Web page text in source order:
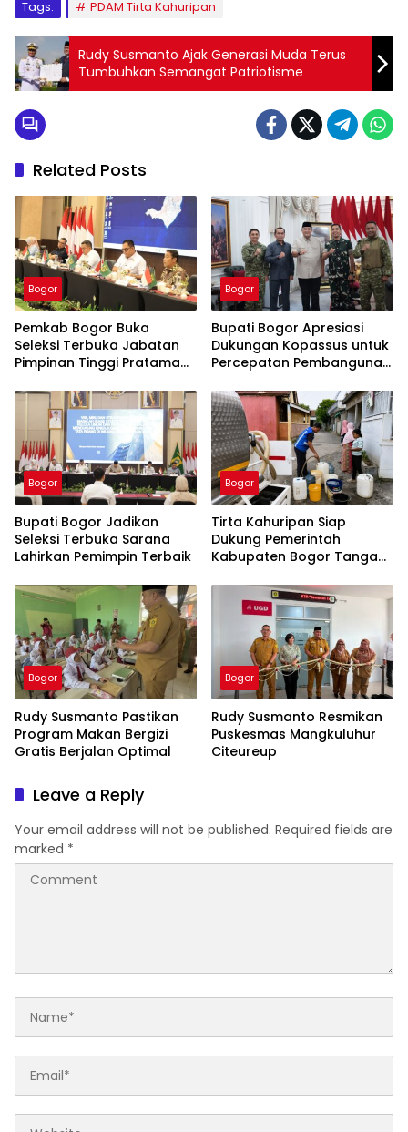
Tags: PDAM Tirta Kahuripan
Rudy Susmanto Ajak Generasi Muda Terus
Tumbuhkan Semangat Patriotisme
Related Posts
Bogor
Pemkab Bogor Buka
Seleksi Terbuka Jabatan
Pimpinan Tinggi Pratama
Bogor
Bupati Bogor Apresiasi
Dukungan Kopassus untuk
Percepatan Pembangunan
Bogor
Bupati Bogor Jadikan
Seleksi Terbuka Sarana
Lahirkan Pemimpin Terbaik
Bogor
Tirta Kahuripan Siap
Dukung Pemerintah
Kabupaten Bogor Tangani
Bogor
Rudy Susmanto Pastikan
Program Makan Bergizi
Gratis Berjalan Optimal
Bogor
Rudy Susmanto Resmikan
Puskesmas Mangkuluhur
Citeureup
Leave a Reply
Your email address will not be published. Required fields are
marked *